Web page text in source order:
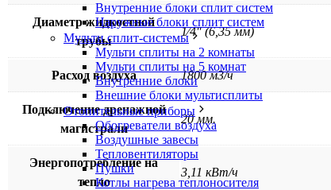
Внутренние блоки сплит систем
Наружные блоки сплит систем
Мульти сплит-системы
Мульти сплиты на 2 комнаты
Мульти сплиты на 5 комнат
Внутренние блоки
Внешние блоки мультисплиты
Отопительные приборы
Обогреватели воздуха
Воздушные завесы
Тепловентиляторы
Пушки
Котлы нагрева теплоносителя
Диаметр жидкостной
трубы
1⁄4″ (6,35 мм)
Расход воздуха 1800 м3/ч
Подключение дренажной
магистрали
20 мм.
Энергопотребление на
тепло
3,11 кВт/ч